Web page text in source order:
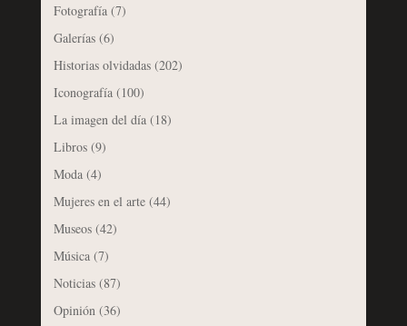
Fotografía(7)
Galerías(6)
Historias olvidadas(202)
Iconografía(100)
La imagen del día(18)
Libros(9)
Moda(4)
Mujeres en el arte(44)
Museos(42)
Música(7)
Noticias(87)
Opinión(36)